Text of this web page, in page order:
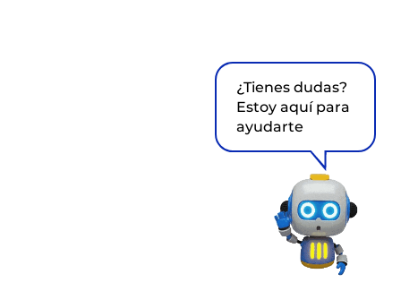
¿Tienes dudas?
Estoy aquí para
ayudarte